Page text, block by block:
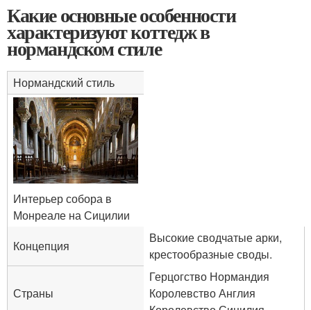
Какие основные особенности
характеризуют коттедж в
нормандском стиле
Нормандский стиль
Интерьер собора в
Монреале на Сицилии
Концепция
Высокие сводчатые арки,
крестообразные своды.
Страны
Герцогство Нормандия
Королевство Англия